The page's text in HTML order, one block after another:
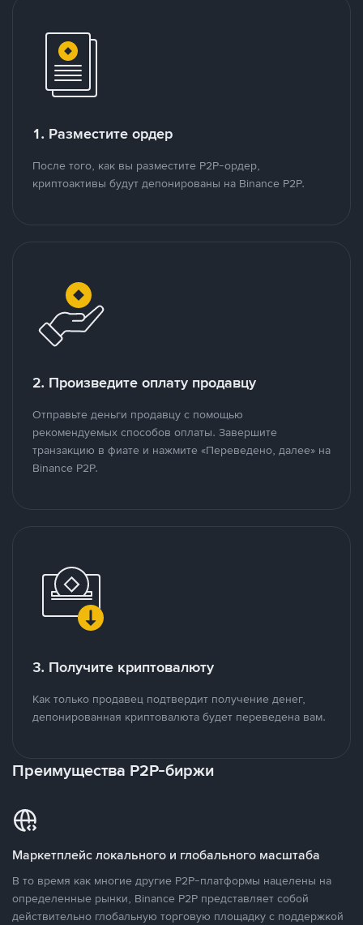
1. Разместите ордер
После того, как вы разместите P2P-ордер,
криптоактивы будут депонированы на Binance P2P.
2. Произведите оплату продавцу
Отправьте деньги продавцу с помощью
рекомендуемых способов оплаты. Завершите
транзакцию в фиате и нажмите «Переведено, далее» на
Binance P2P.
3. Получите криптовалюту
Как только продавец подтвердит получение денег,
депонированная криптовалюта будет переведена вам.
Преимущества P2P-биржи
Маркетплейс локального и глобального масштаба
В то время как многие другие P2P-платформы нацелены на
определенные рынки, Binance P2P представляет собой
действительно глобальную торговую площадку с поддержкой